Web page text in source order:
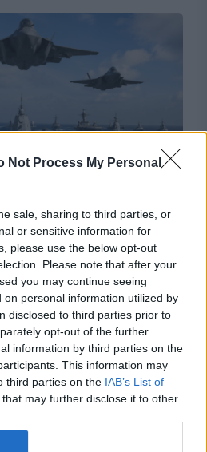
Not Process My Personal
sale, sharing to third parties, or
or sensitive information for
please use the below opt-out
Please note that after your
you may continue seeing
on personal information utilized by
disclosed to third parties prior to
opt-out of the further
information by third parties on the
This information may
third parties on the IAB’s List of
that may further disclose it to other
Flancul Estic. Forțele
Bulgaria și Spania își
sub comanda NATO